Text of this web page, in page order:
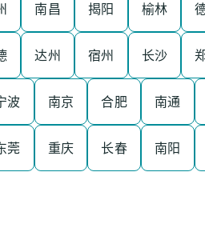
南昌 揭阳 榆林
达州 宿州 长沙
波 南京 合肥 南通
莞 重庆 长春 南阳